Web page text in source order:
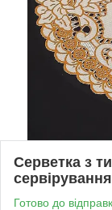
Серветка з
Готово до